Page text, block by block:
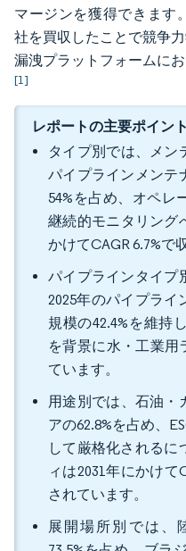
マージンを獲得できます
社を買収したことで競争
漏洩プラットフォームに
[1]
レポートの主要ポイント
タイプ別では、メン
パイプラインメンテ
54%を占め、オペレ
継続的モニタリング
かけてCAGR 6.7%で
パイプラインタイプ
2025年のパイプラ
規模の42.4%を維持
を背景に水・工業用
ています。
用途別では、石油・
アの62.8%を占め、
して厳格化されるに
ィは2031年にかけて
されています。
展開場所別では、